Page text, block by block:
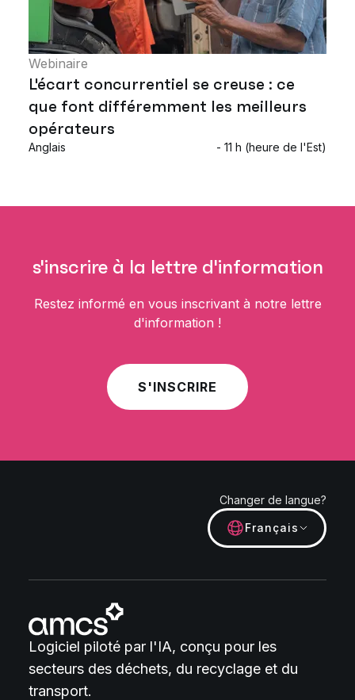
Webinaire
L'écart concurrentiel se creuse : ce
que font différemment les meilleurs
opérateurs
Anglais - 11 h (heure de l'Est)
s'inscrire à la lettre d'information
Restez informé en vous inscrivant à notre lettre
d'information !
S'INSCRIRE
Changer de langue?
Français
Logiciel piloté par l'IA, conçu pour les
secteurs des déchets, du recyclage et du
transport.